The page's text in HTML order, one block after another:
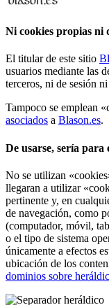
Ni cookies propias ni
El titular de este sitio
usuarios mediante las
terceros, ni de sesión
Tampoco se emplean «
asociados a Blason.es.
De usarse, sería para
No se utilizan «cookies
llegaran a utilizar «
pertinente y, en
de navegación, como
(computador, móvil,
o el tipo de sistema
únicamente a efectos
ubicación de los
dominios sobre